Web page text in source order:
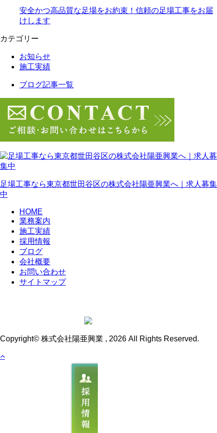
安全かつ高品質な足場をお約束！信頼の足場工事をお届
けします
カテゴリー
お知らせ
施工実績
ブログ記事一覧
足場工事なら東京都世田谷区の株式会社陽亜興業へ｜求人募集
中
HOME
業務案内
施工実績
採用情報
ブログ
会社概要
お問い合わせ
サイトマップ
Copyright© 株式会社陽亜興業 , 2026 All Rights Reserved.